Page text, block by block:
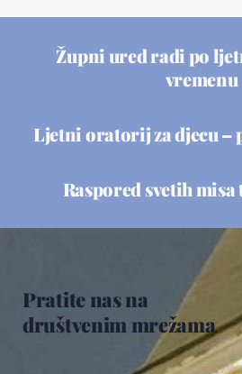
Župni ured radi po
vremenu
Ljetni oratorij za djecu –
Raspored svetih
Pratite nas na
društvenim mrežama